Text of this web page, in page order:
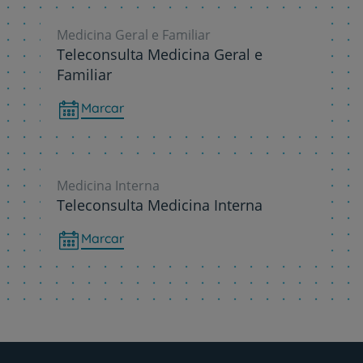
Medicina Geral e Familiar
Teleconsulta Medicina Geral e
Familiar
Marcar
Medicina Interna
Teleconsulta Medicina Interna
Marcar